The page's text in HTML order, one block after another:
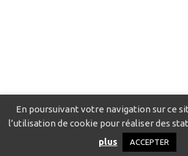
Catalogue pour localiser les fournisseurs
Politique de confidentialité
En poursuivant votre navigation sur ce
l’utilisation de cookie pour réaliser des
plus
ACCEPTER